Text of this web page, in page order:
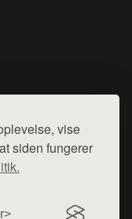
vise
siden fungerer
til de shops,